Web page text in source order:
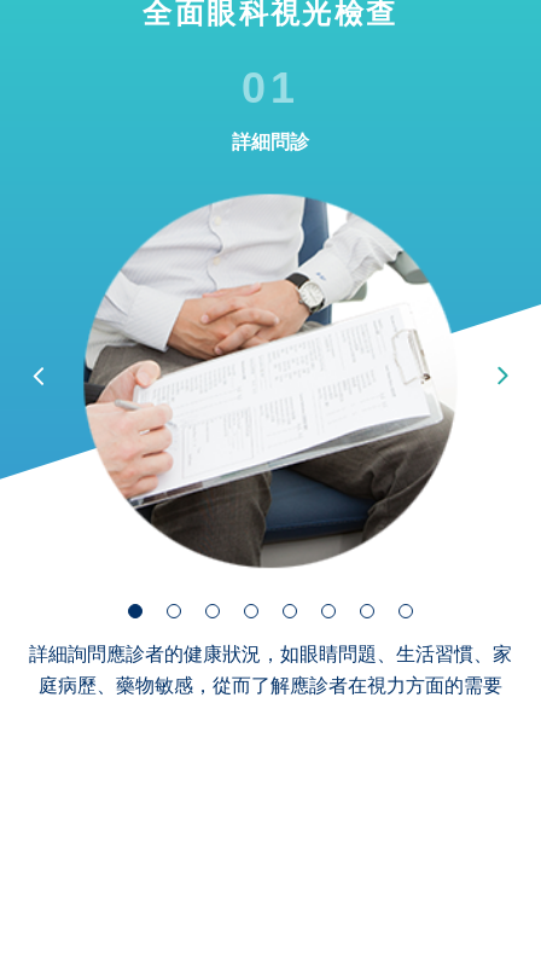
全面眼科視光檢查
01
詳細問診
詳細詢問應診者的健康狀況，如眼睛問題、生活習慣、家
庭病歷、藥物敏感，從而了解應診者在視力方面的需要